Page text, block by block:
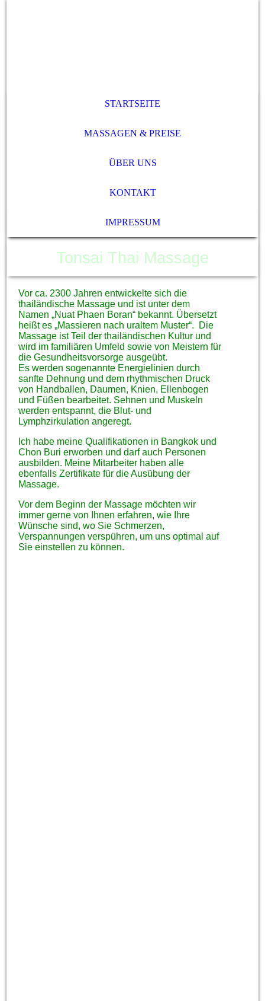
STARTSEITE
MASSAGEN & PREISE
ÜBER UNS
KONTAKT
IMPRESSUM
Tonsai Thai Massage
Vor ca. 2300 Jahren entwickelte sich die
thailändische Massage und ist unter dem
Namen „Nuat Phaen Boran“ bekannt. Übersetzt
heißt es „Massieren nach uraltem Muster“. Die
Massage ist Teil der thailändischen Kultur und
wird im familiären Umfeld sowie von Meistern für
die Gesundheitsvorsorge ausgeübt.
Es werden sogenannte Energielinien durch
sanfte Dehnung und dem rhythmischen Druck
von Handballen, Daumen, Knien, Ellenbogen
und Füßen bearbeitet. Sehnen und Muskeln
werden entspannt, die Blut- und
Lymphzirkulation angeregt.
Ich habe meine Qualifikationen in Bangkok und
Chon Buri erworben und darf auch Personen
ausbilden. Meine Mitarbeiter haben alle
ebenfalls Zertifikate für die Ausübung der
Massage.
Vor dem Beginn der Massage möchten wir
immer gerne von Ihnen erfahren, wie Ihre
Wünsche sind, wo Sie Schmerzen,
Verspannungen verspühren, um uns optimal auf
Sie einstellen zu können.